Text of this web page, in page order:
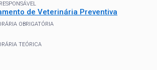
de Veterinária Preventiva
OBRIGATÓRIA
TEÓRICA